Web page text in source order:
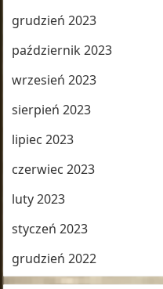
grudzień 2023
październik 2023
wrzesień 2023
sierpień 2023
lipiec 2023
czerwiec 2023
luty 2023
styczeń 2023
grudzień 2022